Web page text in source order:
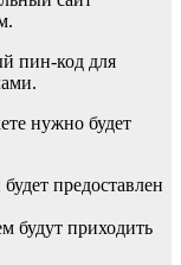
пин-код для
нужно будет
предоставлен
будут приходить